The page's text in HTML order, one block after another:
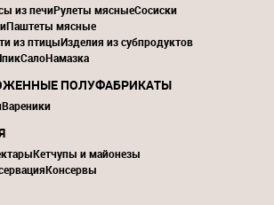
из печиРулеты мясныеСосиски
Паштеты мясные
из птицыИзделия из субпродуктов
СалоНамазка
ПОЛУФАБРИКАТЫ
Вареники
Кетчупы и майонезы
Консервы